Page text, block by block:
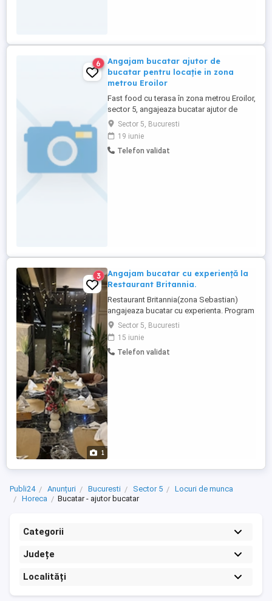
6
Angajam bucatar ajutor de
bucatar pentru locație in zona
metrou Eroilor
Fast food cu terasa în zona metrou Eroilor,
sector 5, angajeaza bucatar ajutor de
bucatar program full time. Experienta
minima obligatorie Informatii doar la
telefon: (inclusiv pe whatsapp)
Sector 5, Bucuresti
19 iunie
Telefon validat
1
3
Angajam bucatar cu experiență la
Restaurant Britannia.
Restaurant Britannia(zona Sebastian)
angajeaza bucatar cu experienta. Program
2 cu 2. Salariu atractiv. Pentru informatii va
asteptam in locatie. sau Strada Petre
Ispirescu nr 9b
Sector 5, Bucuresti
15 iunie
Telefon validat
Publi24 Anunțuri Bucuresti Sector 5
Locuri de munca
Horeca
Bucatar - ajutor bucatar
Categorii
Județe
Localități